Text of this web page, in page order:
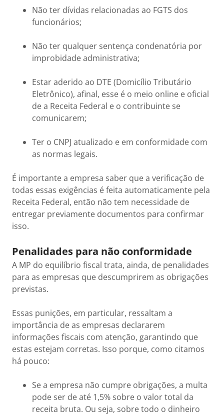
Não ter dívidas relacionadas ao FGTS dos
funcionários;
Não ter qualquer sentença condenatória por
improbidade administrativa;
Estar aderido ao DTE (Domicílio Tributário
Eletrônico), afinal, esse é o meio online e oficial
de a Receita Federal e o contribuinte se
comunicarem;
Ter o CNPJ atualizado e em conformidade com
as normas legais.
É importante a empresa saber que a verificação de
todas essas exigências é feita automaticamente pela
Receita Federal, então não tem necessidade de
entregar previamente documentos para confirmar
isso.
Penalidades para não conformidade
A MP do equilíbrio fiscal trata, ainda, de penalidades
para as empresas que descumprirem as obrigações
previstas.
Essas punições, em particular, ressaltam a
importância de as empresas declararem
informações fiscais com atenção, garantindo que
estas estejam corretas. Isso porque, como citamos
há pouco:
Se a empresa não cumpre obrigações, a multa
pode ser de até 1,5% sobre o valor total da
receita bruta. Ou seja, sobre todo o dinheiro